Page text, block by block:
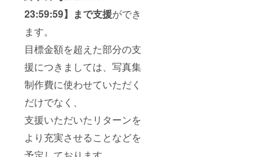
23:59:59】まで支援ができ
ます。
目標金額を超えた部分の支
援につきましては、写真集
制作費に使わせていただく
だけでなく、
支援いただいたリターンを
より充実させることなどを